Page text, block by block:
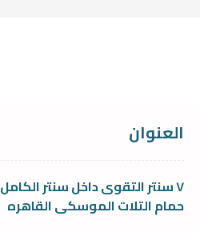
العنوان
٧ سنتر التقوى داخل سنتر الكامل
حمام التلات الموسكى القاهره